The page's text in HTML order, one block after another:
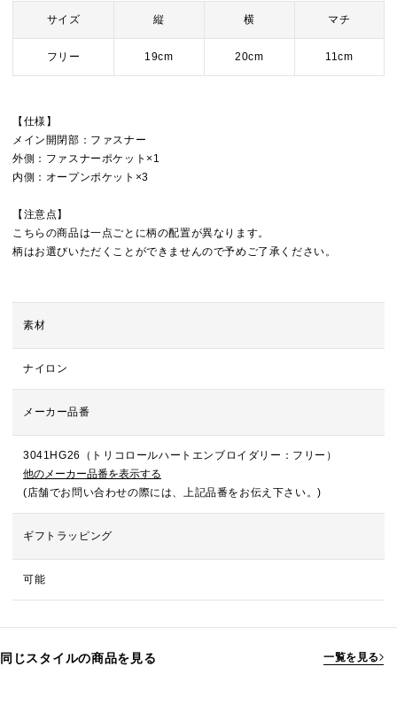
サイズ 縦 横 マチ
フリー 19cm 20cm 11cm
【仕様】
メイン開閉部：ファスナー
外側：ファスナーポケット×1
内側：オープンポケット×3
【注意点】
こちらの商品は一点ごとに柄の配置が異なります。
柄はお選びいただくことができませんので予めご了承ください。
素材
ナイロン
メーカー品番
3041HG26（トリコロールハートエンブロイダリー：フリー）
他のメーカー品番を表示する
(店舗でお問い合わせの際には、上記品番をお伝え下さい。)
ギフトラッピング
可能
同じスタイルの商品を見る 一覧を見る